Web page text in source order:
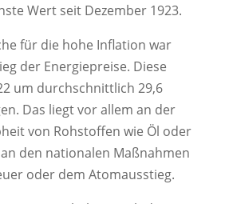
Wert seit Dezember 1923.
für die hohe Inflation war
der Energiepreise. Diese
um durchschnittlich 29,6
Das liegt vor allem an der
von Rohstoffen wie Öl oder
den nationalen Maßnahmen
oder dem Atomausstieg.